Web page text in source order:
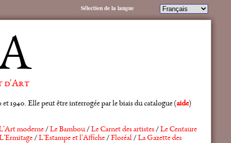
d'Art
1940. Elle peut être interrogée par le biais du catalogue (aide)
moderne/Le Bambou/Le Carnet des artistes/Le Centaure
/L'Estampe et l'Affiche/Floréal/La Gazette des
Sélection de la langue